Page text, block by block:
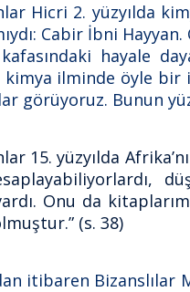
Hicri 2. yüzyılda
Cabir İbni
hayale
kimya ilminde öyle bir
görüyoruz. Bunun
15. yüzyılda
Onu da
(s. 38)
itibaren